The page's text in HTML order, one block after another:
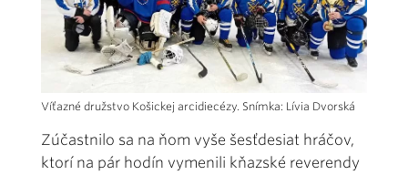
Víťazné družstvo Košickej arcidiecézy. Snímka: Lívia Dvorská
Zúčastnilo sa na ňom vyše šesťdesiat hráčov,
ktorí na pár hodín vymenili kňazské reverendy